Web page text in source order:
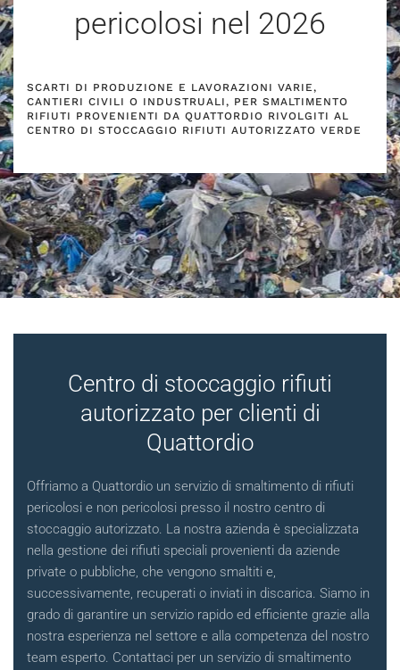
pericolosi nel 2026
SCARTI DI PRODUZIONE E LAVORAZIONI VARIE,
CANTIERI CIVILI O INDUSTRUALI, PER SMALTIMENTO
RIFIUTI PROVENIENTI DA QUATTORDIO RIVOLGITI AL
CENTRO DI STOCCAGGIO RIFIUTI AUTORIZZATO VERDE
Centro di stoccaggio rifiuti
autorizzato per clienti di
Quattordio
Offriamo a Quattordio un servizio di smaltimento di rifiuti
pericolosi e non pericolosi presso il nostro centro di
stoccaggio autorizzato. La nostra azienda è specializzata
nella gestione dei rifiuti speciali provenienti da aziende
private o pubbliche, che vengono smaltiti e,
successivamente, recuperati o inviati in discarica. Siamo in
grado di garantire un servizio rapido ed efficiente grazie alla
nostra esperienza nel settore e alla competenza del nostro
team esperto. Contattaci per un servizio di smaltimento